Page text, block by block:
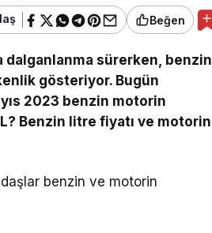
Beğen
dalganlanma sürerken, benzin
gösteriyor. Bugün
2023 benzin motorin
Benzin litre fiyatı ve motorin
benzin ve motorin